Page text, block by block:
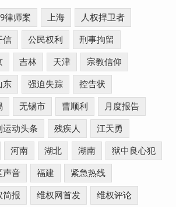
律师案 上海 人权捍卫者
信 公民权利 刑事拘留
吉林 天津 宗教信仰
东 强迫失踪 控告状
无锡市 曹顺利 月度报告
运动头条 残疾人 江天勇
河南 湖北 湖南 狱中良心犯
声音 福建 紧急热线
简报 维权网首发 维权评论